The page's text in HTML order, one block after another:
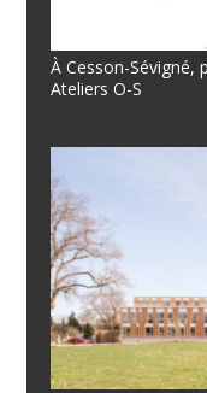
À Cesson-Sévigné,
Ateliers O-S